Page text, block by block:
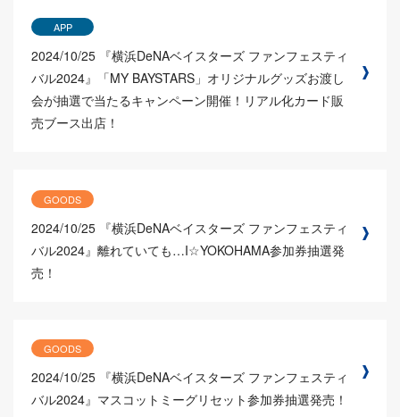
APP
2024/10/25 『横浜DeNAベイスターズ ファンフェスティ
バル2024』「MY BAYSTARS」オリジナルグッズお渡し
会が抽選で当たるキャンペーン開催！リアル化カード販
売ブース出店！
GOODS
2024/10/25 『横浜DeNAベイスターズ ファンフェスティ
バル2024』離れていても…I☆YOKOHAMA参加券抽選発
売！
GOODS
2024/10/25 『横浜DeNAベイスターズ ファンフェスティ
バル2024』マスコットミーグリセット参加券抽選発売！